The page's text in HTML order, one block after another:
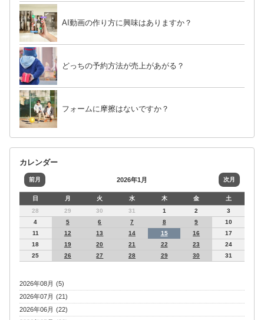
AI動画の作り方に興味はありますか？
どっちの予約方法が売上があがる？
フォームに摩擦はないですか？
カレンダー
前月 2026年1月 次月
日 月 火 水 木 金
土
28
29 30 31 1 2
3
4
5 6 7 8 9
10
11
12 13 14 15 16
17
18
19 20 21 22 23
24
25
26 27 28 29 30 31
2026年08月 (5)
2026年07月 (21)
2026年06月 (22)